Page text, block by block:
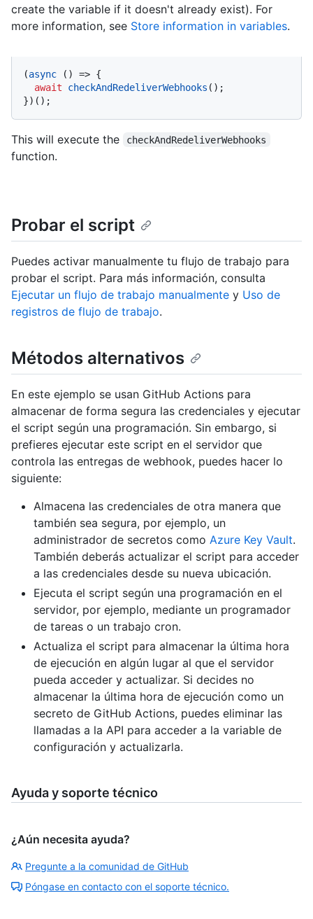
create the variable if it doesn't already exist). For
more information, see Store information in variables.
(async () => {
await
checkAndRedeliverWebhooks ();
})();
This will execute the checkAndRedeliverWebhooks
function.
Probar el script
Puedes activar manualmente tu flujo de trabajo para
probar el script. Para más información, consulta
Ejecutar un flujo de trabajo manualmente y Uso de
registros de flujo de trabajo.
Métodos alternativos
En este ejemplo se usan GitHub Actions para
almacenar de forma segura las credenciales y ejecutar
el script según una programación. Sin embargo, si
prefieres ejecutar este script en el servidor que
controla las entregas de webhook, puedes hacer lo
siguiente:
Almacena las credenciales de otra manera que
también sea segura, por ejemplo, un
administrador de secretos como Azure Key Vault.
También deberás actualizar el script para acceder
a las credenciales desde su nueva ubicación.
Ejecuta el script según una programación en el
servidor, por ejemplo, mediante un programador
de tareas o un trabajo cron.
Actualiza el script para almacenar la última hora
de ejecución en algún lugar al que el servidor
pueda acceder y actualizar. Si decides no
almacenar la última hora de ejecución como un
secreto de GitHub Actions, puedes eliminar las
llamadas a la API para acceder a la variable de
configuración y actualizarla.
Ayuda y soporte técnico
¿Aún necesita ayuda?
Pregunte a la comunidad de GitHub
Póngase en contacto con el soporte técnico.